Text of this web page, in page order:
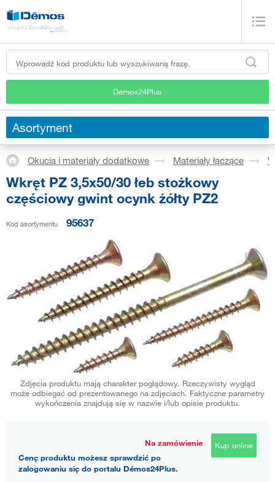
Démos24Plus
Asortyment
Okucia i materiały dodatkowe Materiały łączące
Wkręt PZ 3,5x50/30 łeb stożkowy
częściowy gwint ocynk żółty PZ2
Kod asortymentu 95637
Zdjęcia produktu mają charakter poglądowy. Rzeczywisty wygląd
może odbiegać od prezentowanego na zdjęciach. Faktyczne parametry
wykończenia znajdują się w nazwie i/lub opisie produktu.
Na zamówienie
Cenę produktu możesz sprawdzić po
zalogowaniu się do portalu Démos24Plus.
Kup online